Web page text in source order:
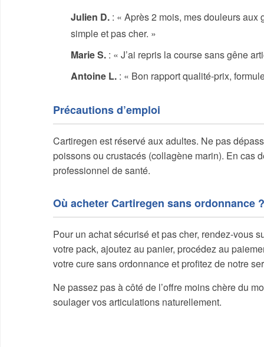
Julien D. : « Après 2 mois, mes douleurs
simple et pas cher. »
Marie S. : « J’ai repris la course sans gêne
Antoine L. : « Bon rapport qualité-prix,
Précautions d’emploi
Cartiregen est réservé aux adultes. Ne pas
poissons ou crustacés (collagène marin). En cas
professionnel de santé.
Où acheter Cartiregen sans ordonnance ?
Pour un achat sécurisé et pas cher, rendez-vous
votre pack, ajoutez au panier, procédez au
votre cure sans ordonnance et profitez de notre
Ne passez pas à côté de l’offre moins chère du
soulager vos articulations naturellement.